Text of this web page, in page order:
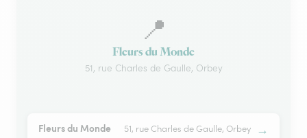
📍
Fleurs du Monde
51, rue Charles de Gaulle, Orbey
Fleurs du Monde 51, rue Charles de Gaulle, Orbey →